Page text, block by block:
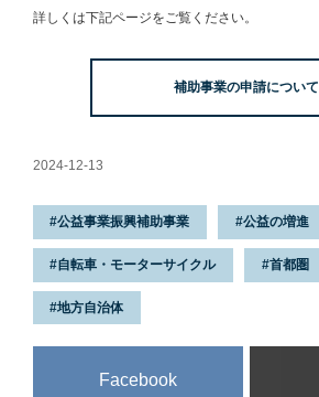
詳しくは下記ページをご覧ください。
補助事業の申請について
2024-12-13
公益事業振興補助事業 公益の増進
自転車・モーターサイクル 首都圏
地方自治体
Facebook